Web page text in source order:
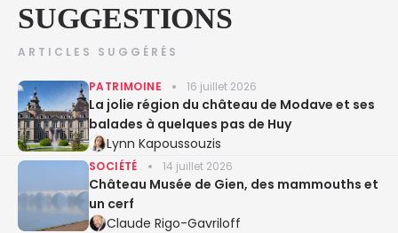
SUGGESTIONS
ARTICLES SUGGÉRÉS
PATRIMOINE 16 juillet 2026
La jolie région du château de Modave et ses
balades à quelques pas de Huy
Lynn Kapoussouzis
SOCIÉTÉ 14 juillet 2026
Château Musée de Gien, des mammouths et
un cerf
Claude Rigo-Gavriloff